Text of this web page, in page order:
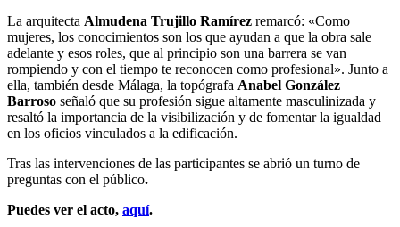
La arquitecta Almudena Trujillo Ramírez remarcó: «Como
mujeres, los conocimientos son los que ayudan a que la obra sale
adelante y esos roles, que al principio son una barrera se van
rompiendo y con el tiempo te reconocen como profesional». Junto a
ella, también desde Málaga, la topógrafa Anabel González
Barroso señaló que su profesión sigue altamente masculinizada y
resaltó la importancia de la visibilización y de fomentar la igualdad
en los oficios vinculados a la edificación.
Tras las intervenciones de las participantes se abrió un turno de
preguntas con el público.
Puedes ver el acto, aquí.